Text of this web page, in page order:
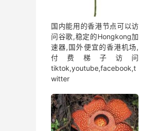
国内能用的香港节点可以访
问谷歌,稳定的Hongkong加
速器,国外便宜的香港机场,
付费梯子访问
tiktok,youtube,facebook,t
witter